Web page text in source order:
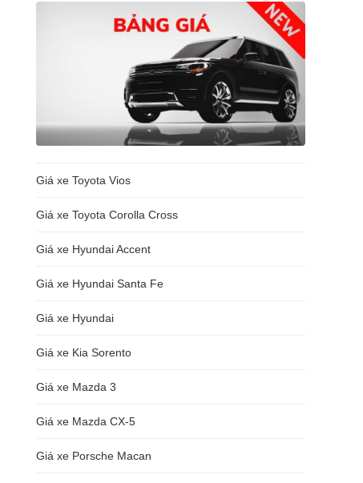
Giá xe Toyota Vios
Giá xe Toyota Corolla Cross
Giá xe Hyundai Accent
Giá xe Hyundai Santa Fe
Giá xe Hyundai
Giá xe Kia Sorento
Giá xe Mazda 3
Giá xe Mazda CX-5
Giá xe Porsche Macan